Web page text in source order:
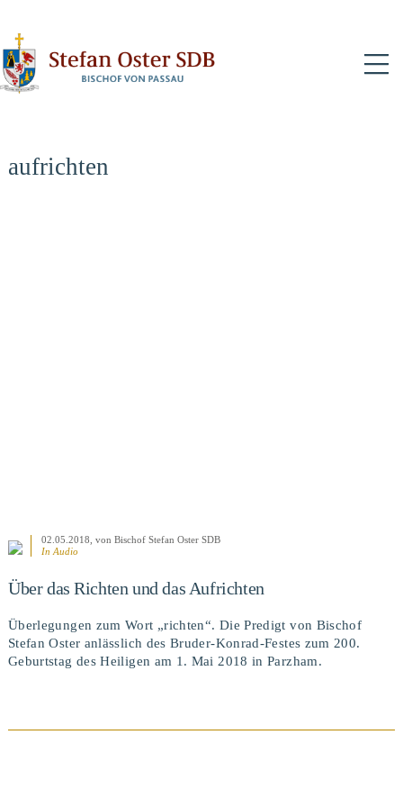
aufrichten
02.05.2018 , von Bischof Stefan Oster SDB
In Audio
Über das Richten und das Aufrichten
Überlegungen zum Wort „richten“. Die Predigt von Bischof
Stefan Oster anlässlich des Bruder-Konrad-Festes zum 200.
Geburtstag des Heiligen am 1. Mai 2018 in Parzham.